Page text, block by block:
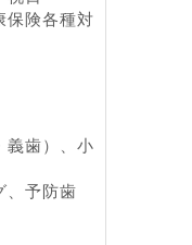
保険各種対
義歯）、小
、予防歯